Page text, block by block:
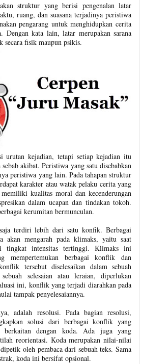
struktur yang berisi pengenalan latar
ruang, dan suasana terjadinya peristiwa
pengarang untuk menghidupkan cerita
Dengan kata lain, latar merupakan sarana
secara fisik maupun psikis.
urutan kejadian, tetapi setiap kejadian itu
akibat. Peristiwa yang satu disebabkan
peristiwa yang lain. Pada tahapan struktur
karakter atau watak pelaku cerita yang
kualitas moral dan kecenderungan
dalam ucapan dan tindakan tokoh.
kerumitan bermunculan.
terdiri lebih dari satu konfik. Berbagai
mengarah pada klimaks, yaitu saat
tingkat intensitas tertinggi. Klimaks ini
mempertemukan berbagai konflik dan
tersebut diselesaikan dalam sebuah
selesaian atau leraian, diperlukan
ini, konflik yang terjadi diarahkan pada
tampak penyelesaiannya.
adalah resolusi. Pada bagian resolusi,
solusi dari berbagai konflik yang
berkaitan dengan koda. Ada juga yang
reorientasi. Koda merupakan nilai-nilai
oleh pembaca dari sebuah teks. Sama
koda ini bersifat opsional.